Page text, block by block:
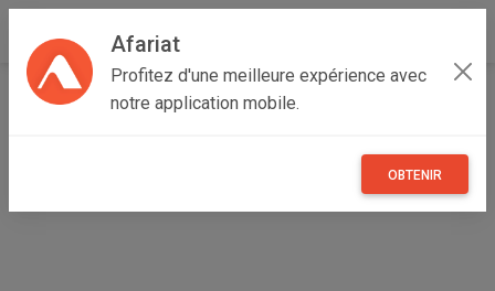
Afariat
Profitez d'une meilleure expérience avec
notre application mobile.
OBTENIR
Accueil Maisons et enfants
Oasis - Sahara
2en1 . Cendrier électrique et purificateur d’air